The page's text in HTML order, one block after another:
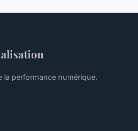
la performance numérique.